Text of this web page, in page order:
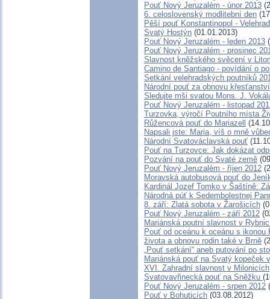
Pouť Nový Jeruzalém - únor 2013
6. celoslovenský modlitební den
Pěší pouť Konstantinopol -
Svatý Hostýn (01.01.2013)
Pouť Nový Jeruzalém - leden 2013
Pouť Nový Jeruzalém - prosinec
Slavnost kněžského svěcení v
Camino de Santiago - povídání o
Setkání velehradských poutníků
Národní pouť za obnovu
Sledujte mši svatou Mons. J.
Pouť Nový Jeruzalém - listopad
Turzovka, výročí Poutního místa
Růžencová pouť do Mariazell
Napsali jste: Maria, víš o mně
Národní Svatováclavská pouť
Pouť na Turzovce: Jak dokázat
Pozvání na pouť do Svaté země
Pouť Nový Jeruzalém - říjen 2012
Moravská autobusová pouť do
Kardinál Jozef Tomko v Šaštíně:
Národná púť k Sedembolestnej
8. září: Zlatá sobota v Žarošicích
Pouť Nový Jeruzalém - září 2012
Mariánská poutní slavnost v
Pouť od oceánu k oceánu s
života a obnovu rodin také v Brně
„Pouť setkání“ aneb putování po
Mariánská pouť na Svatý kopeček
XVI. Zahradní slavnost v Milonicích
Svatovavřinecká pouť na Sněžku
Pouť Nový Jeruzalém - srpen 2012
Pouť v Bohuticích (03.08.2012)